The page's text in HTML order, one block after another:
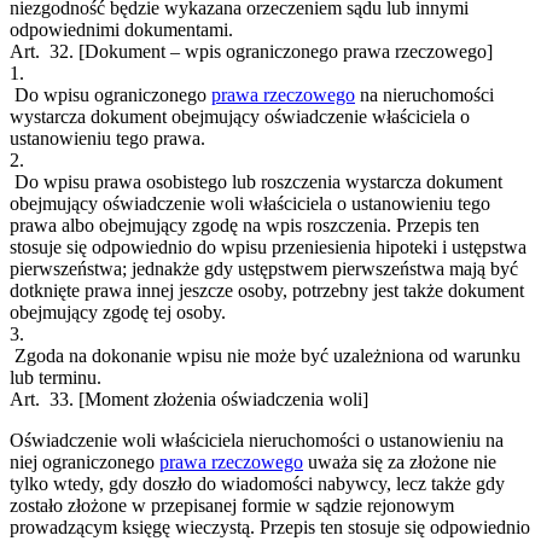
niezgodność będzie wykazana orzeczeniem sądu lub innymi
odpowiednimi dokumentami.
Art. 32. [Dokument – wpis ograniczonego prawa rzeczowego]
1.
Do wpisu ograniczonego prawa rzeczowego na nieruchomości
wystarcza dokument obejmujący oświadczenie właściciela o
ustanowieniu tego prawa.
2.
Do wpisu prawa osobistego lub roszczenia wystarcza dokument
obejmujący oświadczenie woli właściciela o ustanowieniu tego
prawa albo obejmujący zgodę na wpis roszczenia. Przepis ten
stosuje się odpowiednio do wpisu przeniesienia hipoteki i ustępstwa
pierwszeństwa; jednakże gdy ustępstwem pierwszeństwa mają być
dotknięte prawa innej jeszcze osoby, potrzebny jest także dokument
obejmujący zgodę tej osoby.
3.
Zgoda na dokonanie wpisu nie może być uzależniona od warunku
lub terminu.
Art. 33. [Moment złożenia oświadczenia woli]
Oświadczenie woli właściciela nieruchomości o ustanowieniu na
niej ograniczonego prawa rzeczowego uważa się za złożone nie
tylko wtedy, gdy doszło do wiadomości nabywcy, lecz także gdy
zostało złożone w przepisanej formie w sądzie rejonowym
prowadzącym księgę wieczystą. Przepis ten stosuje się odpowiednio